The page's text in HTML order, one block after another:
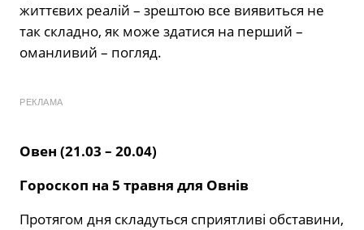
життєвих реалій – зрештою все виявиться не
так складно, як може здатися на перший –
оманливий – погляд.
РЕКЛАМА
Овен (21.03 – 20.04)
Гороскоп на 5 травня для Овнів
Протягом дня складуться сприятливі обставини,